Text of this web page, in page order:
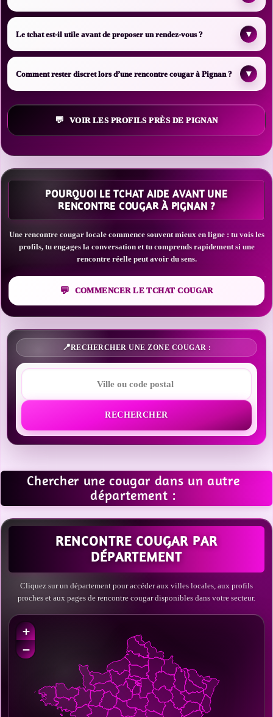
Le tchat est-il utile avant de proposer un rendez-vous ? ▾
Comment rester discret lors d’une rencontre cougar à Pignan ? ▾
VOIR LES PROFILS PRÈS DE PIGNAN
POURQUOI LE TCHAT AIDE AVANT UNE
RENCONTRE COUGAR À PIGNAN ?
Une rencontre cougar locale commence souvent mieux en ligne : tu vois les
profils, tu engages la conversation et tu comprends rapidement si une
rencontre réelle peut avoir du sens.
COMMENCER LE TCHAT COUGAR
RECHERCHER UNE ZONE COUGAR :
RECHERCHER
Chercher une cougar dans un autre
département :
RENCONTRE COUGAR PAR
DÉPARTEMENT
Cliquez sur un département pour accéder aux villes locales, aux profils
proches et aux pages de rencontre cougar disponibles dans votre secteur.
+
−